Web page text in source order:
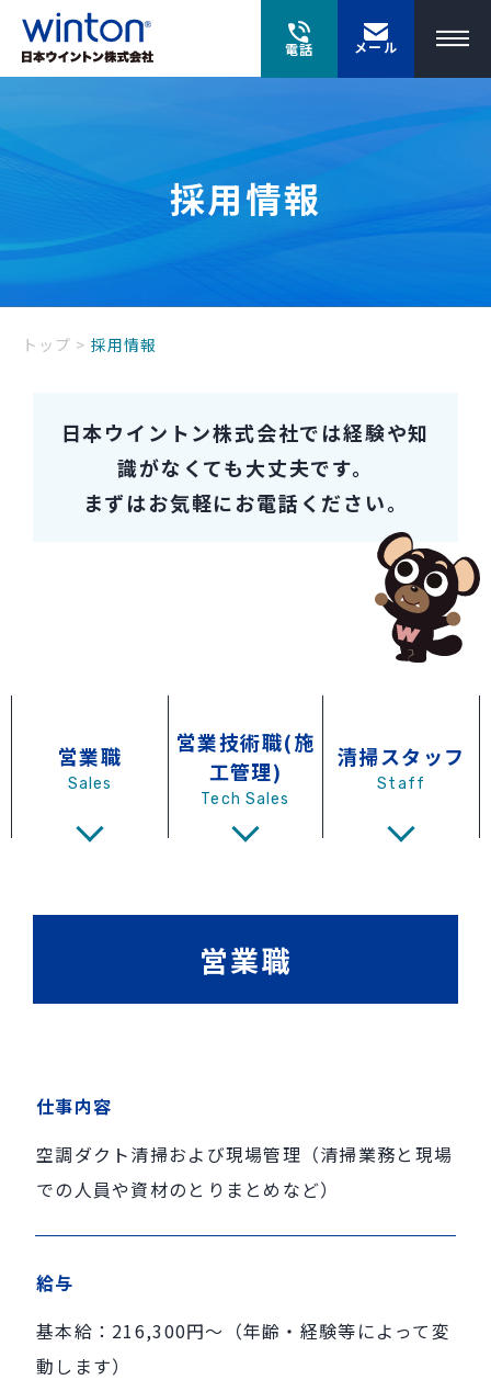
電話 メール
採用情報
トップ > 採用情報
日本ウイントン株式会社では経験や知
識がなくても大丈夫です。
まずはお気軽にお電話ください。
営業職
Sales
営業技術職(施
工管理)
Tech Sales
清掃スタッフ
Staff
営業職
仕事内容
空調ダクト清掃および現場管理（清掃業務と現場
での人員や資材のとりまとめなど）
給与
基本給：216,300円〜（年齢・経験等によって変
動します）